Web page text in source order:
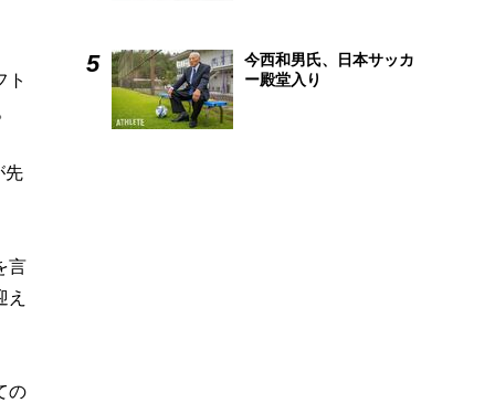
ト
先
言
え
の
今西和男氏、日本サッカ
ー殿堂入り